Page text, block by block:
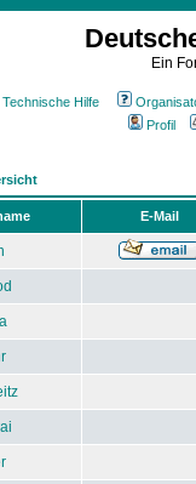
Ein
Technische Hilfe
Profil
E-Mail